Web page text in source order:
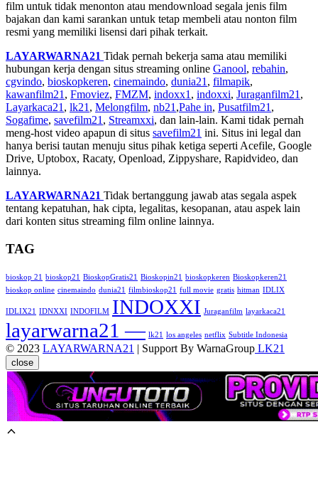
film untuk tidak menonton atau mendownload segala jenis film
bajakan dan kami sarankan untuk tetap membeli atau nonton film
resmi yang memiliki lisensi dari pihak terkait.
LAYARWARNA21 Tidak pernah bekerja sama atau memiliki
hubungan kerja dengan situs streaming online Ganool, rebahin,
cgvindo, bioskopkeren, cinemaindo, dunia21 , filmapik,
kawanfilm21 , Fmoviez, FMZM, indoxx1 , indoxxi, Juraganfilm21 ,
Layarkaca21 , lk21 , Melongfilm, nb21 ,Pahe in, Pusatfilm21 ,
Sogafime, savefilm21 , Streamxxi, dan lain-lain. Kami tidak pernah
meng-host video apapun di situs savefilm21 ini. Situs ini legal dan
hanya berisi tautan menuju situs pihak ketiga seperti Acefile, Google
Drive, Uptobox, Racaty, Openload, Zippyshare, Rapidvideo, dan
lainnya.
LAYARWARNA21 Tidak bertanggung jawab atas segala aspek
tentang kepatuhan, hak cipta, legalitas, kesopanan, atau aspek lain
dari konten situs streaming film online lainnya.
TAG
bioskop 21 bioskop21 BioskopGratis21 Bioskopin21 bioskopkeren Bioskopkeren21
bioskop online cinemaindo dunia21 filmbioskop21 full movie gratis hitman IDLIX
IDLIX21 IDNXXI INDOFILM INDOXXI Juraganfilm layarkaca21
layarwarna21 — lk21 los angeles netflix Subtitle Indonesia
© 2023 LAYARWARNA21 | Support By WarnaGroup LK21
close